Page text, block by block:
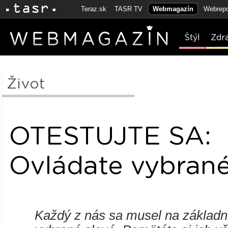
Teraz.sk TASR TV Webmagazín
Štýl
Život
OTESTUJTE SA:
Ovládate
Každý z nás sa musel na